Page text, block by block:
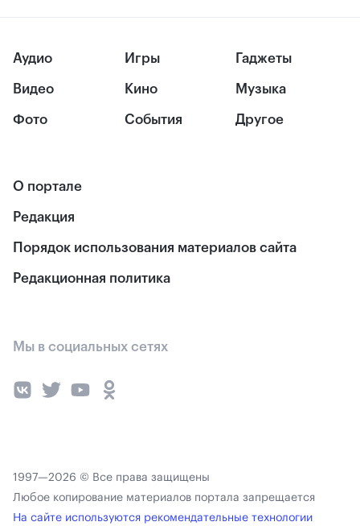
Аудио
Видео
Фото
Игры
Кино
События
Гаджеты
Музыка
Другое
О портале
Редакция
Порядок использования материалов сайта
Редакционная политика
Мы в социальных сетях
1997—2026 © Все права защищены
Любое копирование материалов портала запрещается
На сайте используются рекомендательные технологии